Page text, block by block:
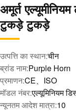
अमूर्त
टुकड़े टुकड़े
उत्पत्ति का स्थान:चीन
ब्रांड नाम:Purple Horn
प्रमाणन:CE、ISO
मॉडल नंबर:एल्यूमिनियम
न्यूनतम आदेश मात्रा:10